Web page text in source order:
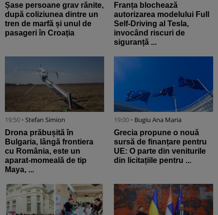
Șase persoane grav rănite,
după coliziunea dintre un
tren de marfă și unul de
pasageri în Croația
Franța blochează
autorizarea modelului Full
Self-Driving al Tesla,
invocând riscuri de
siguranță ...
19:50 • Stefan Simion
Drona prăbușită în
Bulgaria, lângă frontiera
cu România, este un
aparat-momeală de tip
Maya, ...
19:00 • Bugiu ⁠Ana Maria
Grecia propune o nouă
sursă de finanțare pentru
UE: O parte din veniturile
din licitațiile pentru ...